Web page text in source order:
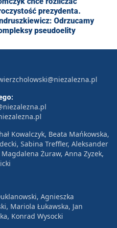
prezydenta.
Odrzucamy
pseudoelity
Kowalczyk, Beata Mańkowska,
Sabina Treffler, Aleksander
Żuraw, Anna Zyzek,
Agnieszka
Mariola Łukawska, Jan
Konrad Wysocki